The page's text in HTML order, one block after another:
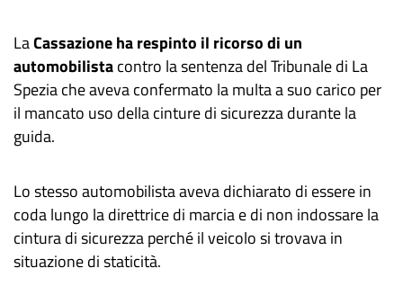
LaCassazione ha respinto il ricorso di un
automobilistacontro la sentenza del Tribunale di La
Spezia che aveva confermato la multa a suo carico per
il mancato uso della cinture di sicurezza durante la
guida.
Lo stesso automobilista aveva dichiarato di essere in
coda lungo la direttrice di marcia e di non indossare la
cintura di sicurezza perché il veicolo si trovava in
situazione di staticità.